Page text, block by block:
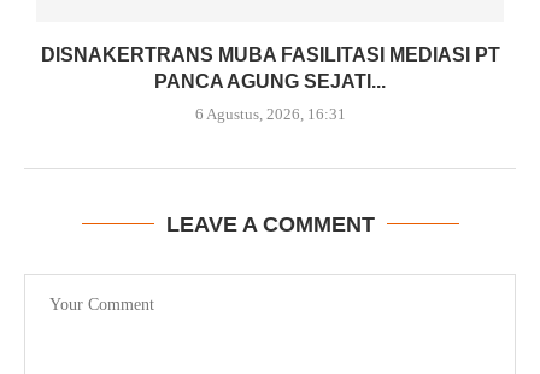
DISNAKERTRANS MUBA FASILITASI MEDIASI PT
PANCA AGUNG SEJATI...
6 Agustus, 2026, 16:31
LEAVE A COMMENT